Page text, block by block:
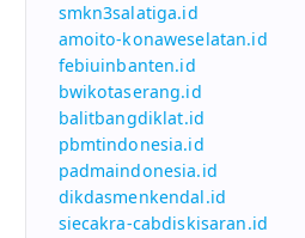
smkn3salatiga.id
amoito-konaweselatan.id
febiuinbanten.id
bwikotaserang.id
balitbangdiklat.id
pbmtindonesia.id
padmaindonesia.id
dikdasmenkendal.id
siecakra-cabdiskisaran.id